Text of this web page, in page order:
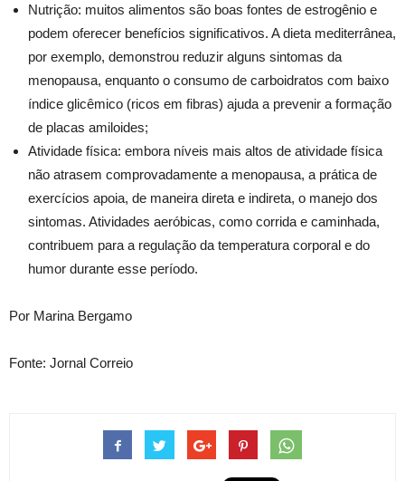
Nutrição: muitos alimentos são boas fontes de estrogênio e
podem oferecer benefícios significativos. A dieta mediterrânea,
por exemplo, demonstrou reduzir alguns sintomas da
menopausa, enquanto o consumo de carboidratos com baixo
índice glicêmico (ricos em fibras) ajuda a prevenir a formação
de placas amiloides;
Atividade física: embora níveis mais altos de atividade física
não atrasem comprovadamente a menopausa, a prática de
exercícios apoia, de maneira direta e indireta, o manejo dos
sintomas. Atividades aeróbicas, como corrida e caminhada,
contribuem para a regulação da temperatura corporal e do
humor durante esse período.
Por Marina Bergamo
Fonte: Jornal Correio